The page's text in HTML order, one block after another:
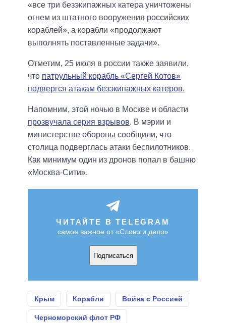
«все три безэкипажных катера уничтожены
огнем из штатного вооружения российских
кораблей», а корабли «продолжают
выполнять поставленные задачи».
Отметим, 25 июля в россии также заявили,
что патрульный корабль «Сергей Котов»
подвергся атакам безэкипажных катеров.
Напомним, этой ночью в Москве и области
прозвучала серия взрывов. В мэрии и
министерстве обороны сообщили, что
столица подверглась атаки беспилотников.
Как минимум один из дронов попал в башню
«Москва-Сити».
ЧИТАЙТЕ В TELEGRAM
самое важное от «Слово и дело»
Подписаться
Крым Корабли Война с Россией
Черноморский флот РФ